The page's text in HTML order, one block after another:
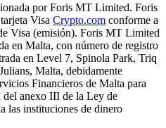
por Foris MT Limited. Foris
Visa Crypto.com conforme a
Visa (emisión). Foris MT Limited
en Malta, con número de registro
en Level 7, Spinola Park, Triq
Malta, debidamente
Financieros de Malta para
anexo III de la Ley de
las instituciones de dinero